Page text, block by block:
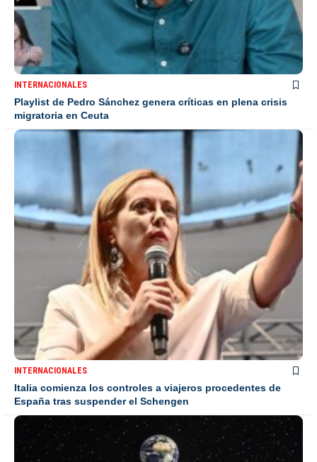
INTERNACIONALES
Playlist de Pedro Sánchez genera críticas en plena crisis
migratoria en Ceuta
INTERNACIONALES
Italia comienza los controles a viajeros procedentes de
España tras suspender el Schengen